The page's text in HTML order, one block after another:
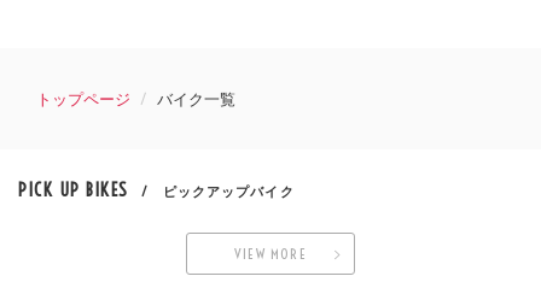
トップページ バイク一覧
PICK UP BIKES / ピックアップバイク
VIEW MORE